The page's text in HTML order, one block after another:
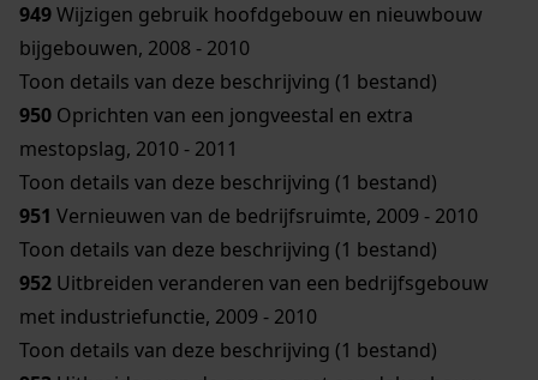
949Wijzigen gebruik hoofdgebouw en nieuwbouw
bijgebouwen, 2008 - 2010
Toon details van deze beschrijving (1 bestand)
950 Oprichten van een jongveestal en extra
mestopslag, 2010 - 2011
Toon details van deze beschrijving (1 bestand)
951 Vernieuwen van de bedrijfsruimte, 2009 - 2010
Toon details van deze beschrijving (1 bestand)
952 Uitbreiden veranderen van een bedrijfsgebouw
met industriefunctie, 2009 - 2010
Toon details van deze beschrijving (1 bestand)